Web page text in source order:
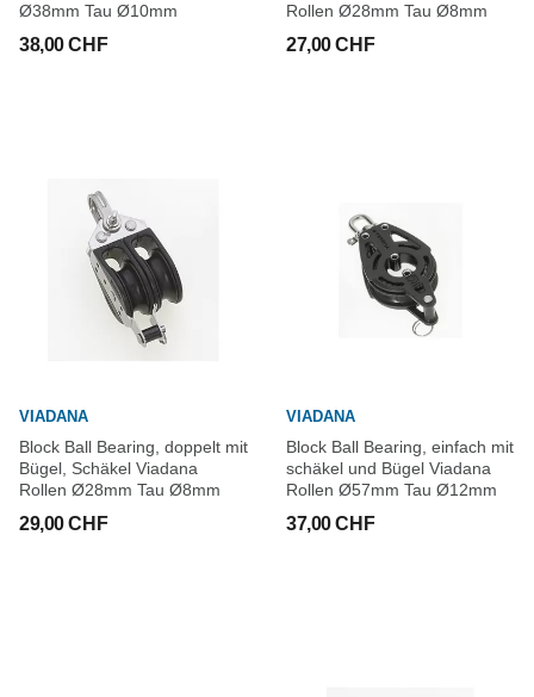
Ø38mm Tau Ø10mm
38,00 CHF
Rollen Ø28mm Tau Ø8mm
27,00 CHF
VIADANA
Block Ball Bearing, doppelt mit
Bügel, Schäkel Viadana
Rollen Ø28mm Tau Ø8mm
29,00 CHF
VIADANA
Block Ball Bearing, einfach mit
schäkel und Bügel Viadana
Rollen Ø57mm Tau Ø12mm
37,00 CHF